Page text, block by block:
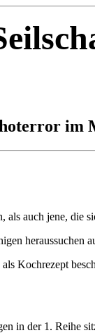
im
auch jene, die
heraussuchen
Kochrezept
in der 1. Reihe